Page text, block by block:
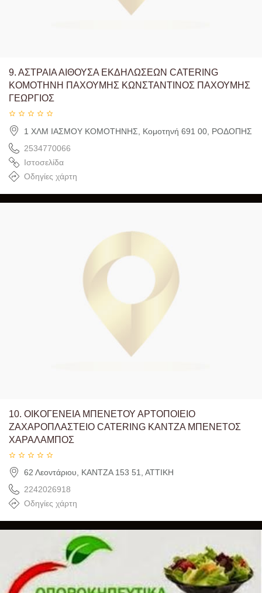
9. ΑΣΤΡΑΙΑ ΑΙΘΟΥΣΑ ΕΚΔΗΛΩΣΕΩΝ CATERING
ΚΟΜΟΤΗΝΗ ΠΑΧΟΥΜΗΣ ΚΩΝΣΤΑΝΤΙΝΟΣ ΠΑΧΟΥΜΗΣ
ΓΕΩΡΓΙΟΣ
1 ΧΛΜ ΙΑΣΜΟΥ ΚΟΜΟΤΗΝΗΣ, Κομοτηνή 691 00, ΡΟΔΟΠΗΣ
2534770066
Ιστοσελίδα
Οδηγίες χάρτη
10. ΟΙΚΟΓΕΝΕΙΑ ΜΠΕΝΕΤΟΥ ΑΡΤΟΠΟΙΕΙΟ
ΖΑΧΑΡΟΠΛΑΣΤΕΙΟ CATERING ΚΑΝΤΖΑ ΜΠΕΝΕΤΟΣ
ΧΑΡΑΛΑΜΠΟΣ
62 Λεοντάριου, ΚΑΝΤΖΑ 153 51, ΑΤΤΙΚΗ
2242026918
Οδηγίες χάρτη